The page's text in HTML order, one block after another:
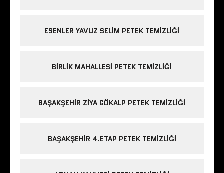
ESENLER YAVUZ SELIM PETEK TEMIZLIĞI
BIRLIK MAHALLESI PETEK TEMIZLIĞI
BAŞAKŞEHIR ZIYA GÖKALP PETEK TEMIZLIĞI
BAŞAKŞEHIR 4.ETAP PETEK TEMIZLIĞI